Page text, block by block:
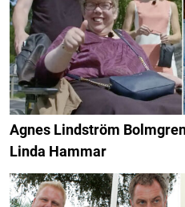
Agnes Lindström
Linda Hammar